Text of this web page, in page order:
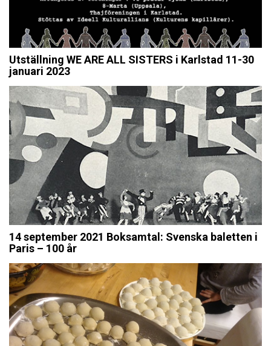
Utställning WE ARE ALL SISTERS i Karlstad 11-30
januari 2023
14 september 2021 Boksamtal: Svenska baletten i
Paris – 100 år